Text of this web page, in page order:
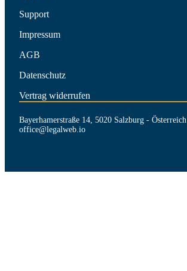
Support
Impressum
AGB
Datenschutz
Vertrag widerrufen
Bayerhamerstraße 14, 5020 Salzburg - Österreich |
office@legalweb.io